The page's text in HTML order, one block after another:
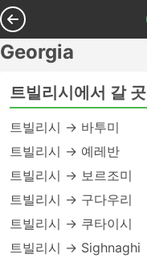
Georgia
트빌리시에서 갈 곳
트빌리시 → 바투미
트빌리시 → 예레반
트빌리시 → 보르조미
트빌리시 → 구다우리
트빌리시 → 쿠타이시
트빌리시 → Sighnaghi